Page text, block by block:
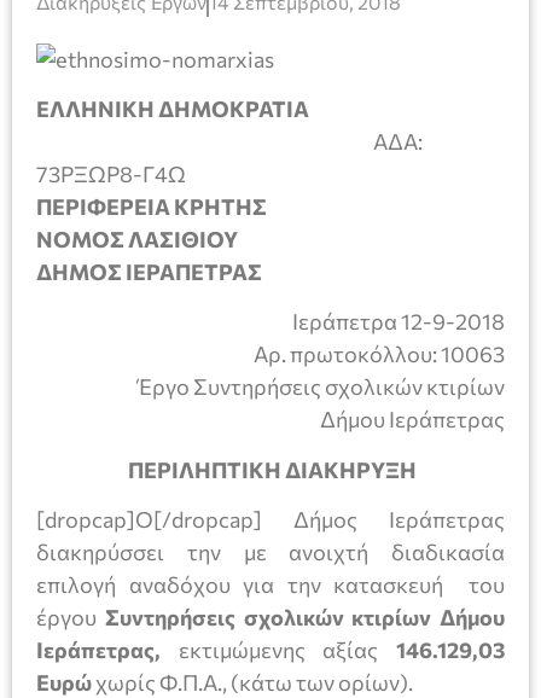
ΕΛΛΗΝΙΚΗ ΔΗΜΟΚΡΑΤΙΑ
ΑΔΑ:
73ΡΞΩΡ8-Γ4Ω
ΠΕΡΙΦΕΡΕΙΑ ΚΡΗΤΗΣ
ΝΟΜΟΣ ΛΑΣΙΘΙΟΥ
ΔΗΜΟΣ ΙΕΡΑΠΕΤΡΑΣ
Ιεράπετρα 12-9-2018
Αρ. πρωτοκόλλου: 10063
Έργο Συντηρήσεις σχολικών κτιρίων
Δήμου Ιεράπετρας
ΠΕΡΙΛΗΠΤΙΚΗ ΔΙΑΚΗΡΥΞΗ
[dropcap]Ο[/dropcap] Δήμος Ιεράπετρας
διακηρύσσει την με ανοιχτή διαδικασία
επιλογή αναδόχου για την κατασκευή του
έργου Συντηρήσεις σχολικών κτιρίων Δήμου
Ιεράπετρας, εκτιμώμενης αξίας 146.129,03
Ευρώχωρίς Φ.Π.Α., (κάτω των ορίων).